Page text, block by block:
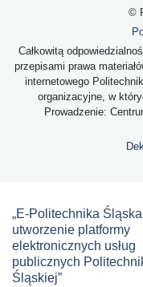
©
Całkowitą
przepisami prawa
internetowego
organizacyjne, w
Prowadzenie:
„E-Politechnika
utworzenie platformy
elektronicznych usług
publicznych
Śląskiej”